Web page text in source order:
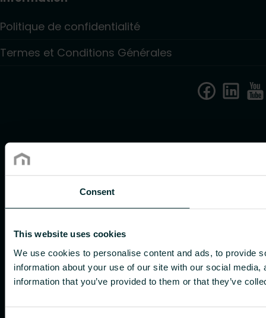
Consent
This website uses cookies
We use cookies to personalise content and ads, to provide
information about your use of our site with our social
information that you’ve provided to them or that they’ve
Politique de confidentialité
Termes et Conditions Générales